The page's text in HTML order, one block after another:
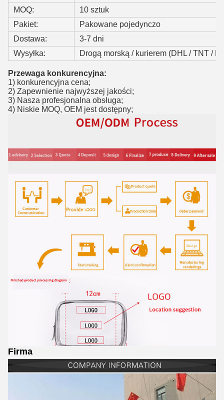
MOQ:
10 sztuk
Pakiet:
Pakowane pojedynczo
Dostawa:
3-7 dni
Wysyłka:
Drogą morską / kurierem (DHL / TNT /
Przewaga konkurencyjna:
1) konkurencyjna cena;
2) Zapewnienie najwyższej jakości;
3) Nasza profesjonalna obsługa;
4) Niskie MOQ, OEM jest dostępny;
Firma